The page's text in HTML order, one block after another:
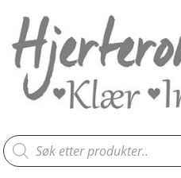
Products
search